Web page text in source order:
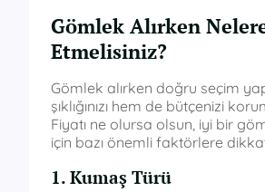
Gömlek Alırken
Etmelisiniz?
Gömlek alırken doğru seçim
şıklığınızı hem de bütçenizi
Fiyatı ne olursa olsun, iyi bir
için bazı önemli faktörlere
1. Kumaş Türü